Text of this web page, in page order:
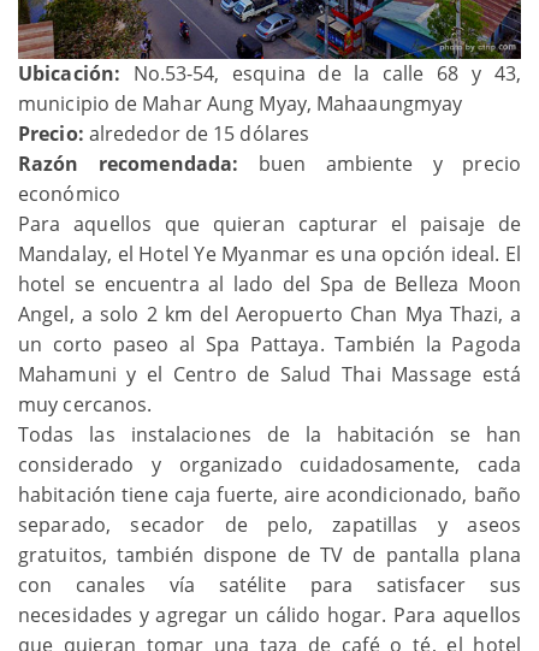
Ubicación: No.53-54, esquina de la calle 68 y 43,
municipio de Mahar Aung Myay, Mahaaungmyay
Precio: alrededor de 15 dólares
Razón recomendada: buen ambiente y precio
económico
Para aquellos que quieran capturar el paisaje de
Mandalay, el Hotel Ye Myanmar es una opción ideal. El
hotel se encuentra al lado del Spa de Belleza Moon
Angel, a solo 2 km del Aeropuerto Chan Mya Thazi, a
un corto paseo al Spa Pattaya. También la Pagoda
Mahamuni y el Centro de Salud Thai Massage está
muy cercanos.
Todas las instalaciones de la habitación se han
considerado y organizado cuidadosamente, cada
habitación tiene caja fuerte, aire acondicionado, baño
separado, secador de pelo, zapatillas y aseos
gratuitos, también dispone de TV de pantalla plana
con canales vía satélite para satisfacer sus
necesidades y agregar un cálido hogar. Para aquellos
que quieran tomar una taza de café o té, el hotel